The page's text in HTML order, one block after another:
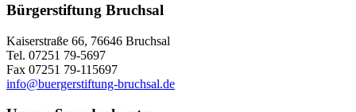
Bürgerstiftung Bruchsal
Kaiserstraße 66, 76646 Bruchsal
Tel. 07251 79-5697
Fax 07251 79-115697
info@buergerstiftung-bruchsal.de